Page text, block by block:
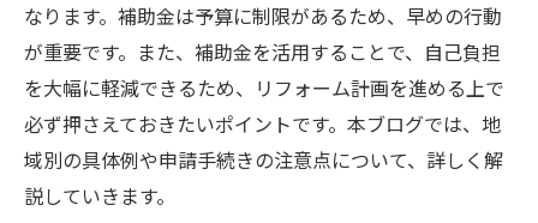
なります。補助金は予算に制限があるため、早めの行動
が重要です。また、補助金を活用することで、自己負担
を大幅に軽減できるため、リフォーム計画を進める上で
必ず押さえておきたいポイントです。本ブログでは、地
域別の具体例や申請手続きの注意点について、詳しく解
説していきます。